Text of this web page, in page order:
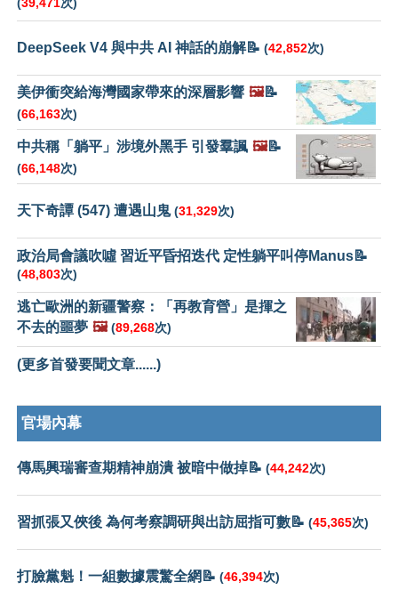
DeepSeek V4 與中共 AI 神話的崩解📝 (42,852次)
美伊衝突給海灣國家帶來的深層影響 🖼️📝
(66,163次)
中共稱「躺平」涉境外黑手 引發羣諷 🖼️📝
(66,148次)
天下奇譚 (547) 遭遇山鬼(31,329次)
政治局會議吹噓 習近平昏招迭代 定性躺平叫停Manus📝
(48,803次)
逃亡歐洲的新疆警察：「再教育營」是揮之
不去的噩夢 🖼️ (89,268次)
(更多首發要聞文章......)
官場內幕
傳馬興瑞審查期精神崩潰 被暗中做掉📝 (44,242次)
習抓張又俠後 為何考察調研與出訪屈指可數📝 (45,365次)
打臉黨魁！一組數據震驚全網📝 (46,394次)